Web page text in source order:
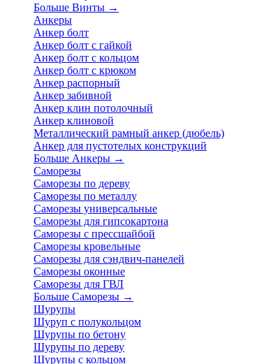
Больше Винты →
Анкеры
Анкер болт
Анкер болт с гайкой
Анкер болт с кольцом
Анкер болт с крюком
Анкер распорный
Анкер забивной
Анкер клин потолочный
Анкер клиновой
Металлический рамный анкер (дюбель)
Анкер для пустотелых конструкций
Больше Анкеры →
Саморезы
Саморезы по дереву
Саморезы по металлу
Саморезы универсальные
Саморезы для гипсокартона
Саморезы с прессшайбой
Саморезы кровельные
Саморезы для сэндвич-панелей
Саморезы оконные
Саморезы для ГВЛ
Больше Саморезы →
Шурупы
Шуруп с полукольцом
Шурупы по бетону
Шурупы по дереву
Шурупы с кольцом